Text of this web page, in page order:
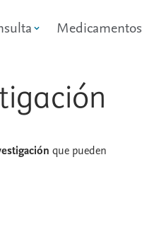
Medicamentos
que pueden